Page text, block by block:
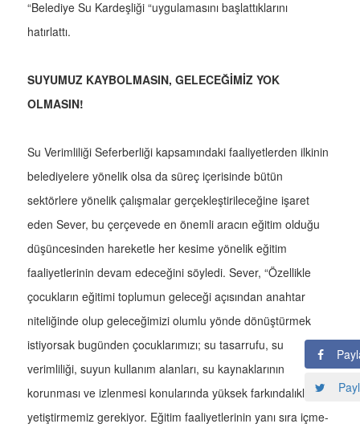
“Belediye Su Kardeşliği “uygulamasını başlattıklarını
hatırlattı.
SUYUMUZ KAYBOLMASIN, GELECEĞİMİZ YOK
OLMASIN!
Su Verimliliği Seferberliği kapsamındaki faaliyetlerden ilkinin
belediyelere yönelik olsa da süreç içerisinde bütün
sektörlere yönelik çalışmalar gerçekleştirileceğine işaret
eden Sever, bu çerçevede en önemli aracın eğitim olduğu
düşüncesinden hareketle her kesime yönelik eğitim
faaliyetlerinin devam edeceğini söyledi. Sever, “Özellikle
çocukların eğitimi toplumun geleceği açısından anahtar
niteliğinde olup geleceğimizi olumlu yönde dönüştürmek
istiyorsak bugünden çocuklarımızı; su tasarrufu, su
verimliliği, suyun kullanım alanları, su kaynaklarının
korunması ve izlenmesi konularında yüksek farkındalıkla
yetiştirmemiz gerekiyor. Eğitim faaliyetlerinin yanı sıra içme-